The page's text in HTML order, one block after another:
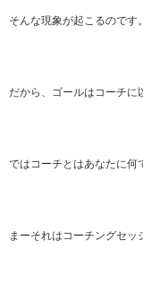
そんな現象が起こるのです。
だから、ゴールはコーチに
ではコーチとはあなたに何
まーそれはコーチングセッ